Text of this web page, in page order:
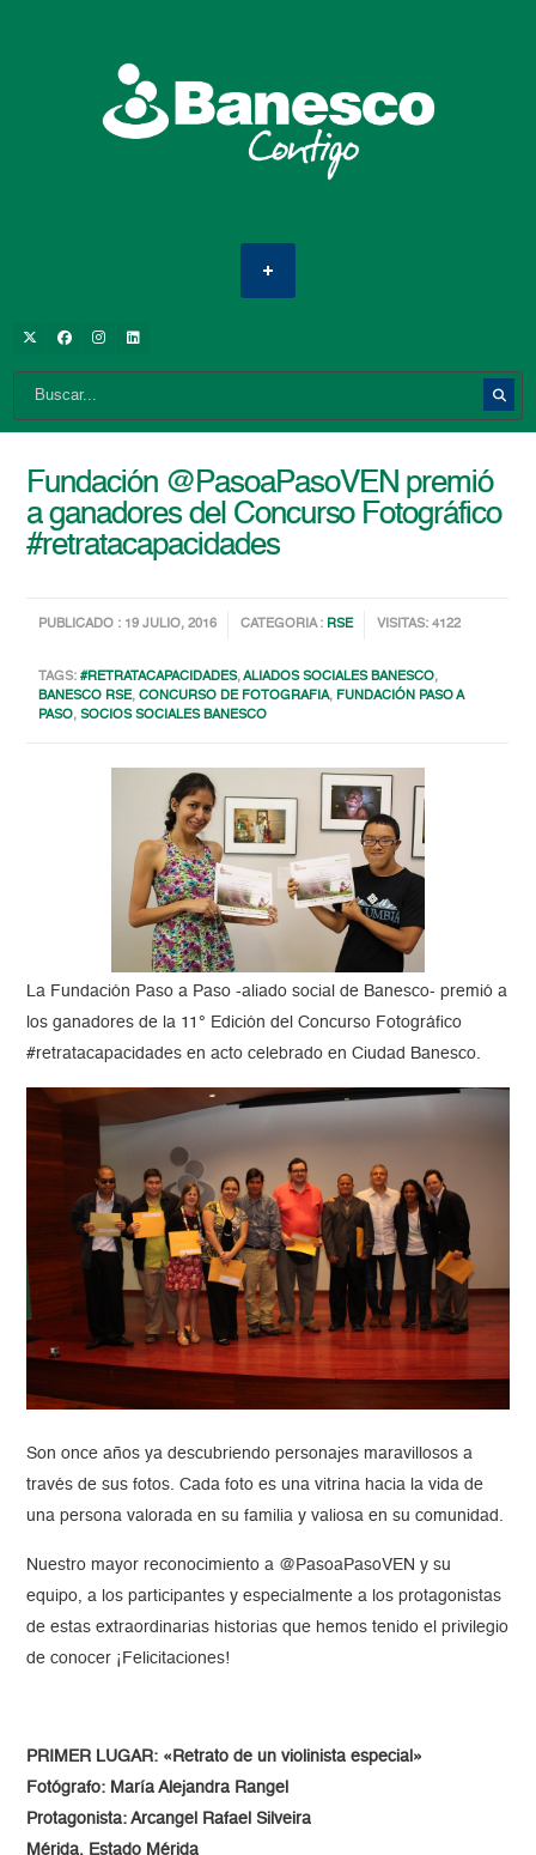
Fundación @PasoaPasoVEN premió
a ganadores del Concurso Fotográfico
#retratacapacidades
PUBLICADO : 19 JULIO, 2016 CATEGORIA : RSE VISITAS: 4122
TAGS:#RETRATACAPACIDADES,ALIADOS SOCIALES BANESCO,
BANESCO RSE,CONCURSO DE FOTOGRAFIA, FUNDACIÓN PASO A
PASO,SOCIOS SOCIALES BANESCO
La Fundación Paso a Paso -aliado social de Banesco- premió a
los ganadores de la 11° Edición del Concurso Fotográfico
#retratacapacidades en acto celebrado en Ciudad Banesco.
Son once años ya descubriendo personajes maravillosos a
través de sus fotos. Cada foto es una vitrina hacia la vida de
una persona valorada en su familia y valiosa en su comunidad.
Nuestro mayor reconocimiento a @PasoaPasoVEN y su
equipo, a los participantes y especialmente a los protagonistas
de estas extraordinarias historias que hemos tenido el privilegio
de conocer ¡Felicitaciones!
PRIMER LUGAR: «Retrato de un violinista especial»
Fotógrafo: María Alejandra Rangel
Protagonista: Arcangel Rafael Silveira
Mérida, Estado Mérida